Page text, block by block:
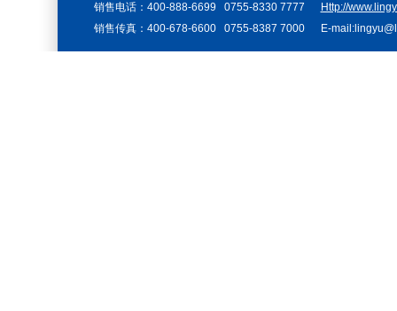
销售电话：400-888-6699 0755-8330 7777
Http://
销售传真：400-678-6600 0755-8387 7000 E-